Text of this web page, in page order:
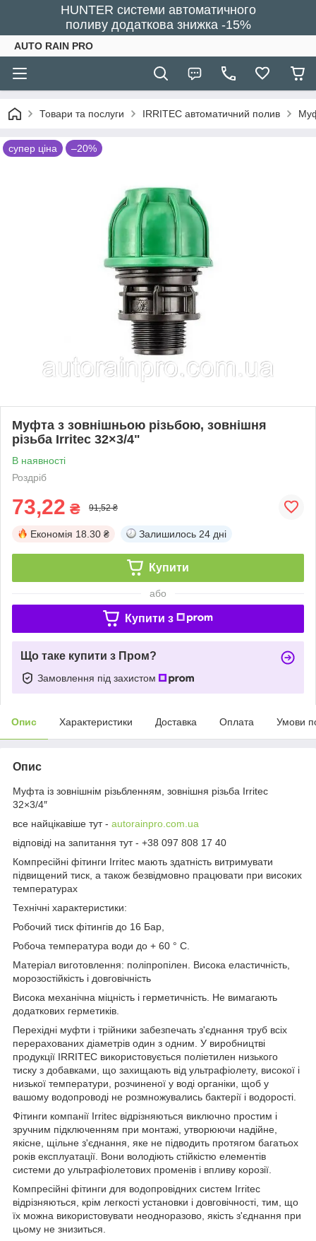
HUNTER системи автоматичного
поливу додаткова знижка -15%
AUTO RAIN PRO
Товари та послуги IRRITEC автоматичний полив
супер ціна –20%
Муфта з зовнішньою різьбою, зовнішня
різьба Irritec 32×3/4"
В наявності
Роздріб
73,22 ₴ 91,52 ₴
Економія 18.30 ₴ Залишилось 24 дні
Купити
або
Купити з
Що таке купити з Пром?
Замовлення під захистом
Опис Характеристики Доставка Оплата Умови
Опис
Муфта із зовнішнім різьбленням, зовнішня різьба Irritec
32×3/4″
все найцікавіше тут - autorainpro.com.ua
відповіді на запитання тут - +38 097 808 17 40
Компресійні фітинги Irritec мають здатність витримувати
підвищений тиск, а також безвідмовно працювати при високих
температурах
Технічні характеристики:
Робочий тиск фітингів до 16 Бар,
Робоча температура води до + 60 ° С.
Матеріал виготовлення: поліпропілен. Висока еластичність,
морозостійкість і довговічність
Висока механічна міцність і герметичність. Не вимагають
додаткових герметиків.
Перехідні муфти і трійники забезпечать з'єднання труб всіх
перерахованих діаметрів один з одним. У виробництві
продукції IRRITEC використовується поліетилен низького
тиску з добавками, що захищають від ультрафіолету, високої і
низької температури, розчиненої у воді органіки, щоб у
вашому водопроводі не розмножувались бактерії і водорості.
Фітинги компанії Irritec відрізняються виключно простим і
зручним підключенням при монтажі, утворюючи надійне,
якісне, щільне з'єднання, яке не підводить протягом багатьох
років експлуатації. Вони володіють стійкістю елементів
системи до ультрафіолетових променів і впливу корозії.
Компресійні фітинги для водопровідних систем Irritec
відрізняються, крім легкості установки і довговічності, тим, що
їх можна використовувати неодноразово, якість з'єднання при
цьому не знизиться.